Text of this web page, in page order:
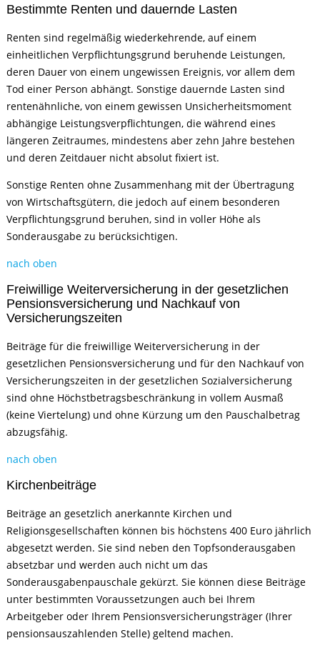
Bestimmte Renten und dauernde Lasten
Renten sind regelmäßig wiederkehrende, auf einem
einheitlichen Verpflichtungsgrund beruhende Leistungen,
deren Dauer von einem ungewissen Ereignis, vor allem dem
Tod einer Person abhängt. Sonstige dauernde Lasten sind
rentenähnliche, von einem gewissen Unsicherheitsmoment
abhängige Leistungsverpflichtungen, die während eines
längeren Zeitraumes, mindestens aber zehn Jahre bestehen
und deren Zeitdauer nicht absolut fixiert ist.
Sonstige Renten ohne Zusammenhang mit der Übertragung
von Wirtschaftsgütern, die jedoch auf einem besonderen
Verpflichtungsgrund beruhen, sind in voller Höhe als
Sonderausgabe zu berücksichtigen.
nach oben
Freiwillige Weiterversicherung in der gesetzlichen
Pensionsversicherung und Nachkauf von
Versicherungszeiten
Beiträge für die freiwillige Weiterversicherung in der
gesetzlichen Pensionsversicherung und für den Nachkauf von
Versicherungszeiten in der gesetzlichen Sozialversicherung
sind ohne Höchstbetragsbeschränkung in vollem Ausmaß
(keine Viertelung) und ohne Kürzung um den Pauschalbetrag
abzugsfähig.
nach oben
Kirchenbeiträge
Beiträge an gesetzlich anerkannte Kirchen und
Religionsgesellschaften können bis höchstens 400 Euro jährlich
abgesetzt werden. Sie sind neben den Topfsonderausgaben
absetzbar und werden auch nicht um das
Sonderausgabenpauschale gekürzt. Sie können diese Beiträge
unter bestimmten Voraussetzungen auch bei Ihrem
Arbeitgeber oder Ihrem Pensionsversicherungsträger (Ihrer
pensionsauszahlenden Stelle) geltend machen.